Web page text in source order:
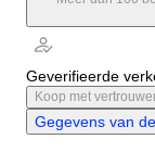
Geverifieerde
Koop met
Gegevens van